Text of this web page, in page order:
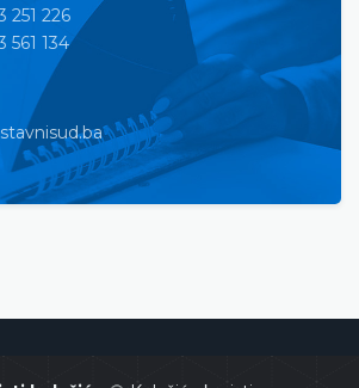
251 226
561 134